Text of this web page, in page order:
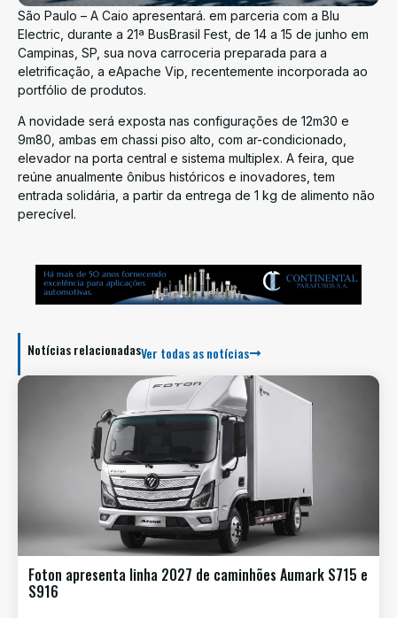
São Paulo – A Caio apresentará. em parceria com a Blu
Electric, durante a 21ª BusBrasil Fest, de 14 a 15 de junho em
Campinas, SP, sua nova carroceria preparada para a
eletrificação, a eApache Vip, recentemente incorporada ao
portfólio de produtos.
A novidade será exposta nas configurações de 12m30 e
9m80, ambas em chassi piso alto, com ar-condicionado,
elevador na porta central e sistema multiplex. A feira, que
reúne anualmente ônibus históricos e inovadores, tem
entrada solidária, a partir da entrega de 1 kg de alimento não
perecível.
Notícias relacionadasVer todas as notícias
Foton apresenta linha 2027 de caminhões Aumark S715 e
S916